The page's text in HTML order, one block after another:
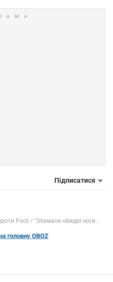
Підписатися
Росії "Зламали обидві ноги...
головну OBOZ